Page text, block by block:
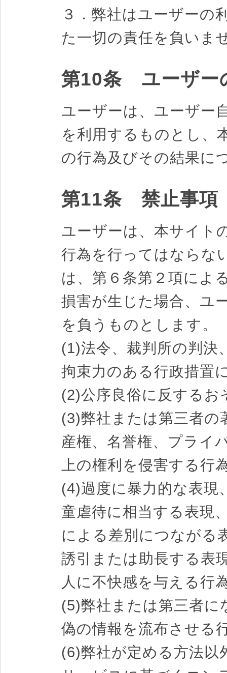
３．弊社はユーザーの
た一切の責任を負いま
第10条 ユーザー
ユーザーは、ユーザー
を利用するものとし、
の行為及びその結果に
第11条 禁止事項
ユーザーは、本サイト
行為を行ってはならな
は、第６条第２項によ
損害が生じた場合、ユ
を負うものとします。
(1)法令、裁判所の判決
拘束力のある行政措置
(2)公序良俗に反するお
(3)弊社または第三者の
産権、名誉権、プライ
上の権利を侵害する行
(4)過度に暴力的な表現
童虐待に相当する表現
による差別につながる
誘引または助長する表
人に不快感を与える行
(5)弊社または第三者に
偽の情報を流布させる
(6)弊社が定める方法以